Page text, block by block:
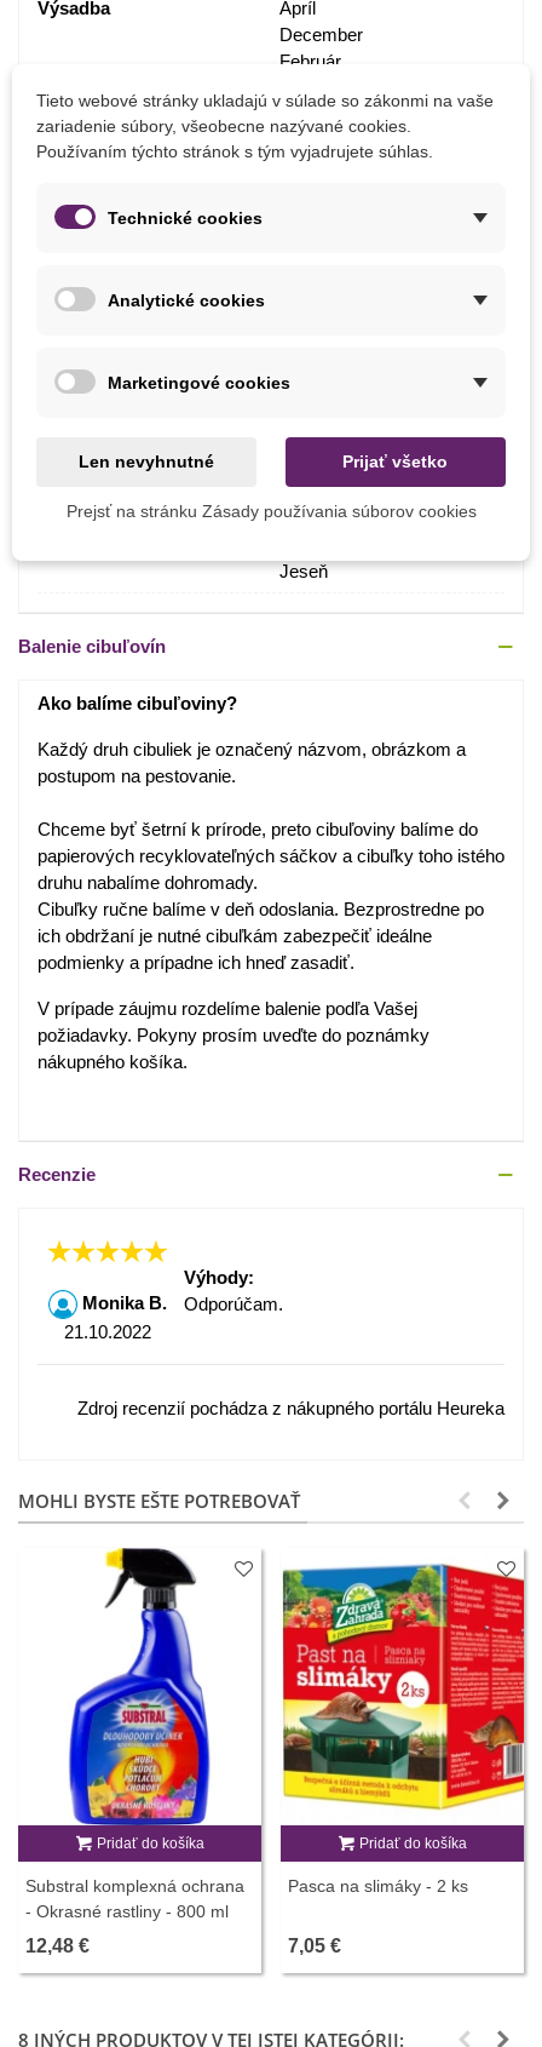
Výsadba
Apríl
December
Február
November
Október
Vegetačné Obdobie
Druh Zornice Plnokvetá
Jeseň
Balenie cibuľovín
Ako balíme cibuľoviny?
Každý druh cibuliek je označený názvom, obrázkom a
postupom na pestovanie.
Chceme byť šetrní k prírode, preto cibuľoviny balíme do
papierových recyklovateľných sáčkov a cibuľky toho istého
druhu nabalíme dohromady.
Cibuľky ručne balíme v deň odoslania. Bezprostredne po
ich obdržaní je nutné cibuľkám zabezpečiť ideálne
podmienky a prípadne ich hneď zasadiť.
V prípade záujmu rozdelíme balenie podľa Vašej
požiadavky. Pokyny prosím uveďte do poznámky
nákupného košíka.
Recenzie
Monika B.
21.10.2022
Výhody:
Odporúčam.
Zdroj recenzií pochádza z nákupného portálu Heureka
MOHLI BYSTE EŠTE POTREBOVAŤ
Pridať do košíka
Substral komplexná ochrana
- Okrasné rastliny - 800 ml
12,48 €
Pridať do košíka
Pasca na slimáky - 2 ks
7,05 €
8 INÝCH PRODUKTOV V TEJ ISTEJ KATEGÓRII:
Tieto webové stránky ukladajú v súlade so zákonmi na vaše
zariadenie súbory, všeobecne nazývané cookies.
Používaním týchto stránok s tým vyjadrujete súhlas.
Technické cookies
Analytické cookies
Marketingové cookies
Len nevyhnutné Prijať všetko
Prejsť na stránku Zásady používania súborov cookies